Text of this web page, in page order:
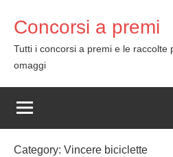
content
Concorsi a premi
Tutti i concorsi a premi e le raccolte
omaggi
Category: Vincere biciclette